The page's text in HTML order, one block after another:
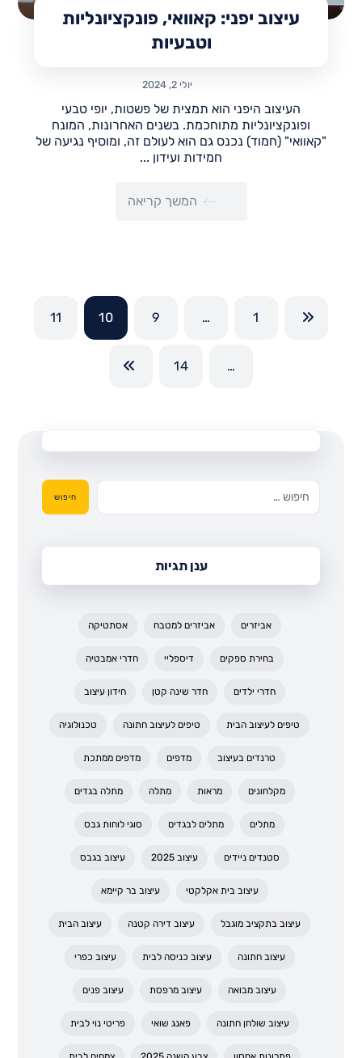
עיצוב יפני: קאוואי, פונקציונליות
וטבעיות
יולי 2, 2024
העיצוב היפני הוא תמצית של פשטות, יופי טבעי
ופונקציונליות מתוחכמת. בשנים האחרונות, המונח
"קאוואי" (חמוד) נכנס גם הוא לעולם זה, ומוסיף נגיעה של
חמידות ועידון ...
המשך קריאה
1
…
9
10
11
…
14
חיפוש
ענן תגיות
אביזרים אביזרים למטבח אסתטיקה
בחירת ספקים דיספליי חדרי אמבטיה
חדרי ילדים חדר שינה קטן חידון עיצוב
טיפים לעיצוב הבית טיפים לעיצוב חתונה טכנולוגיה
טרנדים בעיצוב מדפים מדפים ממתכת
מקלחונים מראות מתלה מתלה בגדים
מתלים מתלים לבגדים סוגי לוחות גבס
סטנדים ניידים עיצוב 2025 עיצוב בגבס
עיצוב בית אקלקטי עיצוב בר קיימא
עיצוב בתקציב מוגבל עיצוב דירה קטנה עיצוב הבית
עיצוב חתונה עיצוב כניסה לבית עיצוב כפרי
עיצוב מבואה עיצוב מרפסת עיצוב פנים
עיצוב שולחן חתונה פאנג שואי פריטי נוי לבית